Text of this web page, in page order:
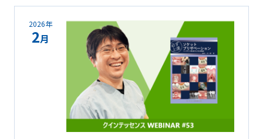
2026年
2月